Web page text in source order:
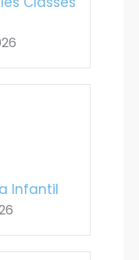
Infantil